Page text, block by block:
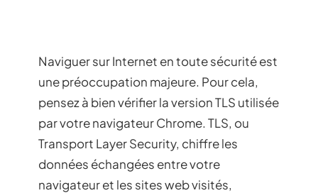
Naviguer sur Internet en toute sécurité est
une préoccupation majeure. Pour cela,
pensez à bien vérifier la version TLS utilisée
par votre navigateur Chrome. TLS, ou
Transport Layer Security, chiffre les
données échangées entre votre
navigateur et les sites web visités,